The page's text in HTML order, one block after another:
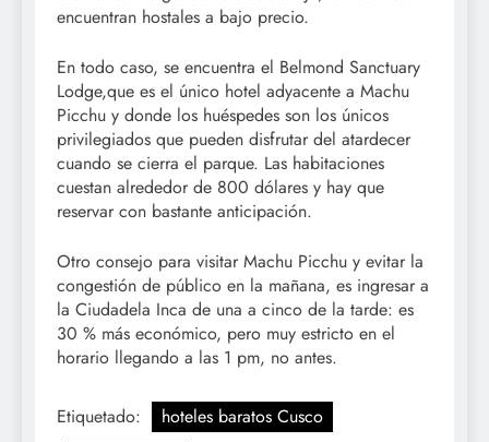
encuentran hostales a bajo precio.
En todo caso, se encuentra el Belmond Sanctuary
Lodge,que es el único hotel adyacente a Machu
Picchu y donde los huéspedes son los únicos
privilegiados que pueden disfrutar del atardecer
cuando se cierra el parque. Las habitaciones
cuestan alrededor de 800 dólares y hay que
reservar con bastante anticipación.
Otro consejo para visitar Machu Picchu y evitar la
congestión de público en la mañana, es ingresar a
la Ciudadela Inca de una a cinco de la tarde: es
30 % más económico, pero muy estricto en el
horario llegando a las 1 pm, no antes.
Etiquetado:
hoteles baratos Cusco